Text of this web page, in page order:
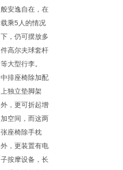
般安逸自在，在
载乘5人的情况
下，仍可摆放多
件高尔夫球套杆
等大型行李。
中排座椅除加配
上独立垫脚架
外，更可折起增
加空间，而这两
张座椅除手枕
外，更装置有电
子按摩设备，长